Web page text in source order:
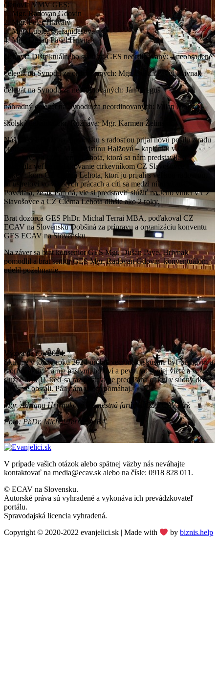
členovia VMV GES:
1. Mgr. Radovan Gdovin
2. Mgr. Peter Hlavatý
3. Mgr. Ľubica Štefanidesová
4. Mgr. Dušan Pavel Hrivnak
členovia Dištriktuálneho súdu za GES neordinovaný: – neobsadené
delegát na Synodu za ordinovaných: Mgr. Dušan Pavel Hrivnak
delegát na Synodu za neordinovaných: Ján Greguš
náhradný delegát na Synodu za neordinovaných: Milan Molčan
školská dekanka okr. Rožňava: Mgr. Karmen Želinská
Náš GES ECAV na Slovensku s radosťou prijal novú posilu z radu
ordinovaných a to: Mgr. Kristínu Halžovú – kaplánku v CZ
Slavošovce a CZ Čierna Lehota, ktorá sa nám predstavila a
vyslovila veľké poďakovanie cirkevníkom CZ Slavošovce a
cirkevníkom CZ Čierna Lehota, ktorí ju prijali s veľkou radosťou,
sú ústretoví vo všetkých prácach a cíti sa medzi nimi vítaná.
Povedala, že ak Pán dá, vie si predstaviť slúžiť na Jeho vinici v CZ
Slavošovce a CZ Čierna Lehota dlhšie ako 2 roky.
Brat dozorca GES PhDr. Michal Terrai MBA, poďakoval CZ
ECAV na Slovensku Dobšiná za prípravu a organizáciu konventu
GES ECAV na Slovensku.
Na záver sa brat konsenior GES Mgr. Dušan Pavel Hrivnak
pomodlil a brat senior GES Mgr. Radovan Gdovin konventuálom
udelil požehnanie.
Výzva na rok 2024:
Skúsme v tomto roku 2024 urobiť veci inak, skúsme byť kreatívni a
tvoriví, aktívni a nie pasívni, horliví a pevní vo svojej viere a v
službe JEMU, keď sa raz postavíme pred Pána cirkvi v súdny deň,
aby sme obstáli. Pán nám v tom pomáhaj.
Mgr. Adriana Hrivnaková, námestná farárka CZ ECAV Sirk
Foto: PhDr. Michal Terrai, MBA.
V prípade vašich otázok alebo spätnej väzby nás neváhajte
kontaktovať na media@ecav.sk alebo na čísle: 0918 828 011.
© ECAV na Slovensku.
Autorské práva sú vyhradené a vykonáva ich prevádzkovateľ
portálu.
Spravodajská licencia vyhradená.
Copyright © 2020-2022 evanjelici.sk | Made with bybiznis.help